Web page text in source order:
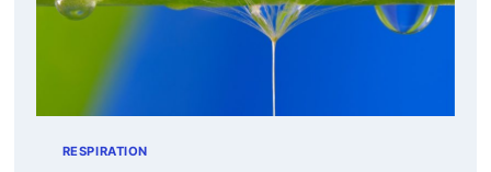
RESPIRATION